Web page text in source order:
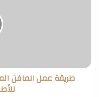
لذيذ
للأطفالطريقة عمل المافن